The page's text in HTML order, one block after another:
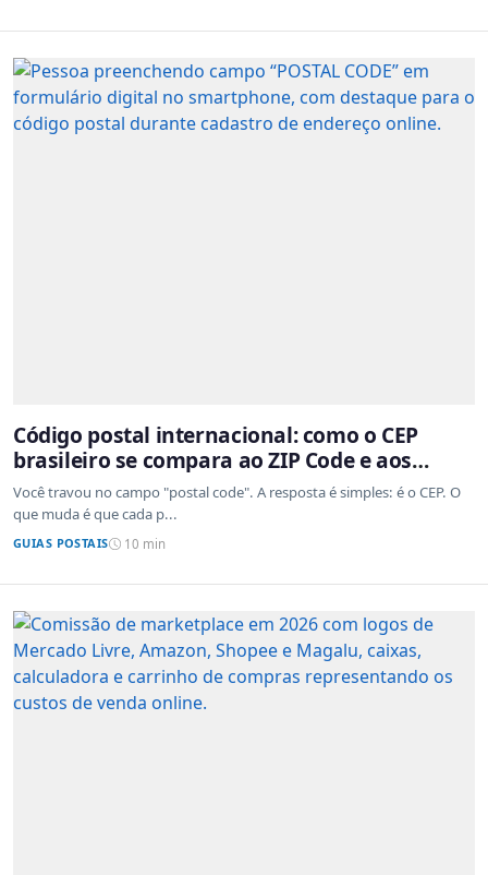
Código postal internacional: como o CEP
brasileiro se compara ao ZIP Code e aos
sistemas de outros países
Você travou no campo "postal code". A resposta é simples: é o CEP. O
que muda é que cada p...
GUIAS POSTAIS 10 min